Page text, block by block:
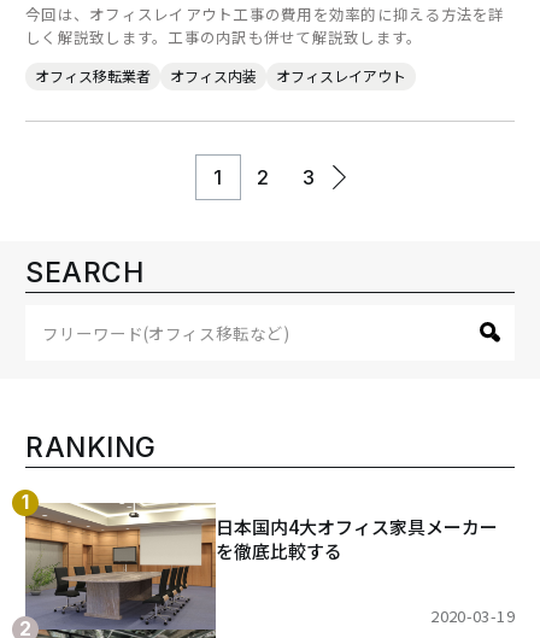
今回は、オフィスレイアウト工事の費用を効率的に抑える方法を詳
しく解説致します。工事の内訳も併せて解説致します。
オフィス移転業者 オフィス内装 オフィスレイアウト
1 2 3
SEARCH
RANKING
日本国内4大オフィス家具メーカー
を徹底比較する
2020-03-19